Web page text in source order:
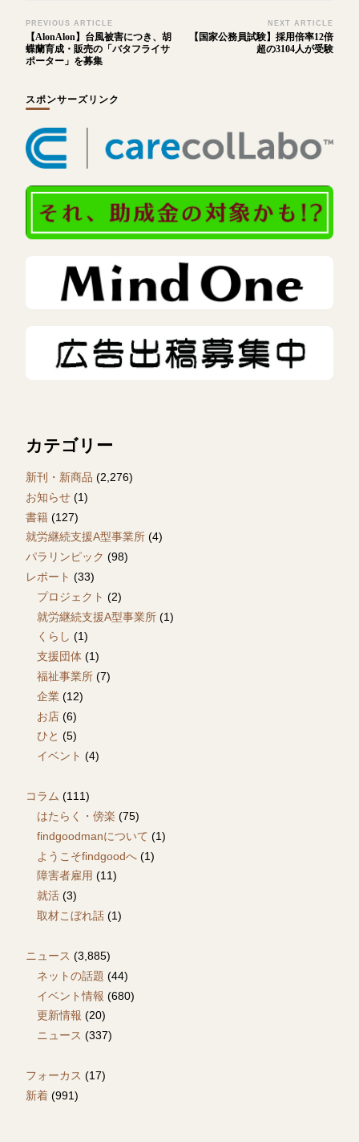
Post
Navigation
PREVIOUS ARTICLE
【AlonAlon】台風被害につき、胡
蝶蘭育成・販売の「バタフライサ
ポーター」を募集
NEXT ARTICLE
【国家公務員試験】採用倍率12倍
超の3104人が受験
スポンサーズリンク
カテゴリー
新刊・新商品 (2,276)
お知らせ (1)
書籍 (127)
就労継続支援A型事業所 (4)
パラリンピック (98)
レポート (33)
プロジェクト (2)
就労継続支援A型事業所 (1)
くらし (1)
支援団体 (1)
福祉事業所 (7)
企業 (12)
お店 (6)
ひと (5)
イベント (4)
コラム (111)
はたらく・傍楽 (75)
findgoodmanについて (1)
ようこそfindgoodへ (1)
障害者雇用 (11)
就活 (3)
取材こぼれ話 (1)
ニュース (3,885)
ネットの話題 (44)
イベント情報 (680)
更新情報 (20)
ニュース (337)
フォーカス (17)
新着 (991)